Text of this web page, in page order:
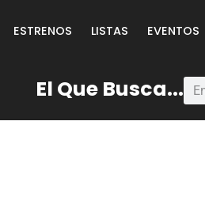
ESTRENOS LISTAS EVENTOS
El Que Busca...